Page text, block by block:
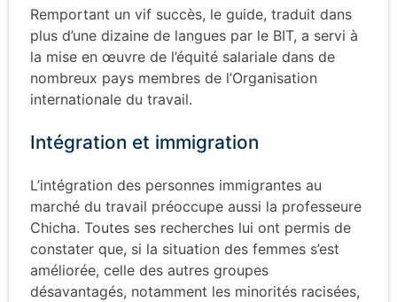
Remportant un vif succès, le guide, traduit dans
plus d’une dizaine de langues par le BIT, a servi à
la mise en œuvre de l’équité salariale dans de
nombreux pays membres de l’Organisation
internationale du travail.
Intégration et immigration
L’intégration des personnes immigrantes au
marché du travail préoccupe aussi la professeure
Chicha. Toutes ses recherches lui ont permis de
constater que, si la situation des femmes s’est
améliorée, celle des autres groupes
désavantagés, notamment les minorités racisées,